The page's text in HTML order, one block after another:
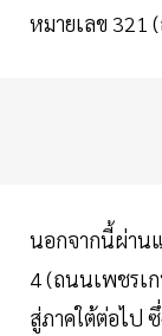
หมายเลข 321
นอกจากนี้ผ่าน
4 (ถนนเพชรเ
สู่ภาคใต้ต่อไป